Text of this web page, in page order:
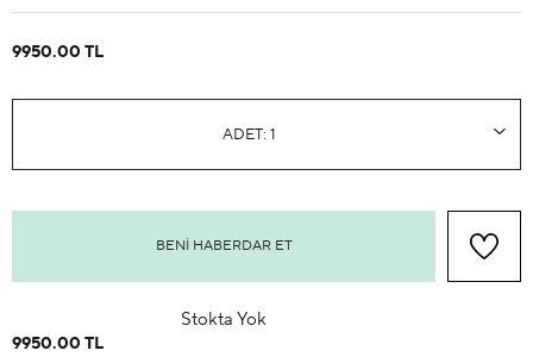
9950.00 TL
BENI HABERDAR ET
Stokta Yok
9950.00 TL